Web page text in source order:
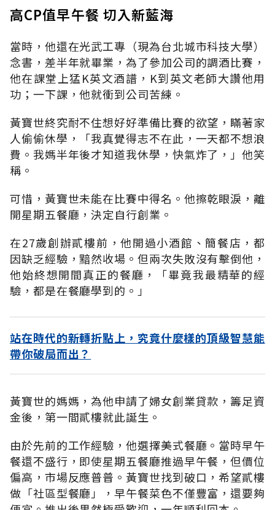
高CP值早午餐 切入新藍海
當時，他還在光武工專（現為台北城市科技大學）
念書，差半年就畢業，為了參加公司的調酒比賽，
他在課堂上猛K英文酒譜，K到英文老師大讚他用
功；一下課，他就衝到公司苦練。
黃寶世終究耐不住想好好準備比賽的欲望，瞞著家
人偷偷休學，「我真覺得志不在此，一天都不想浪
費。我媽半年後才知道我休學，快氣炸了，」他笑
稱。
可惜，黃寶世未能在比賽中得名。他擦乾眼淚，離
開星期五餐廳，決定自行創業。
在27歲創辦貳樓前，他開過小酒館、簡餐店，都
因缺乏經驗，黯然收場。但兩次失敗沒有擊倒他，
他始終想開間真正的餐廳，「畢竟我最精華的經
驗，都是在餐廳學到的。」
站在時代的新轉折點上，究竟什麼樣的頂級智慧能
帶你破局而出？
黃寶世的媽媽，為他申請了婦女創業貸款，籌足資
金後，第一間貳樓就此誕生。
由於先前的工作經驗，他選擇美式餐廳。當時早午
餐還不盛行，即使星期五餐廳推過早午餐，但價位
偏高，市場反應普普。黃寶世找到破口，希望貳樓
做「社區型餐廳」，早午餐菜色不僅豐富，還要夠